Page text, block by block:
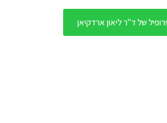
של ד"ר ליאון ארדקיאן